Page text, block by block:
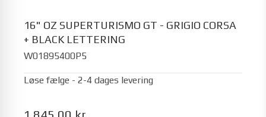
16" OZ SUPERTURISMO GT - GRIGIO CORSA
+ BLACK LETTERING
W01895400P5
Løse fælge - 2-4 dages levering